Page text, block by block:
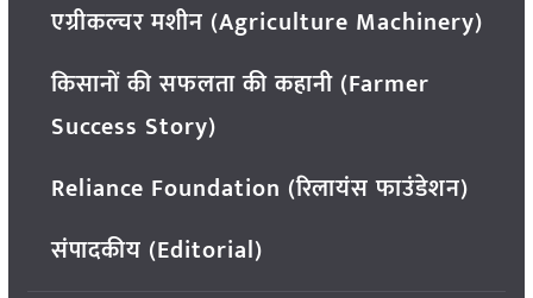
एग्रीकल्चर मशीन (Agriculture Machinery)
किसानों की सफलता की कहानी (Farmer
Success Story)
Reliance Foundation (रिलायंस फाउंडेशन)
संपादकीय (Editorial)